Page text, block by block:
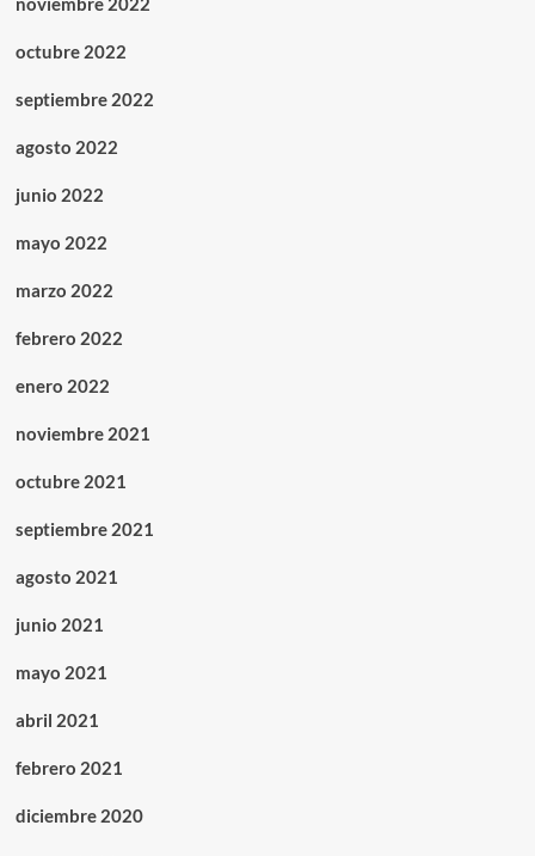
octubre 2022
septiembre 2022
agosto 2022
junio 2022
mayo 2022
marzo 2022
febrero 2022
enero 2022
noviembre 2021
octubre 2021
septiembre 2021
agosto 2021
junio 2021
mayo 2021
abril 2021
febrero 2021
diciembre 2020